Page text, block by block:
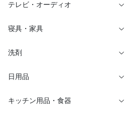
テレビ・オーディオ
寝具・家具
洗剤
日用品
キッチン用品・食器